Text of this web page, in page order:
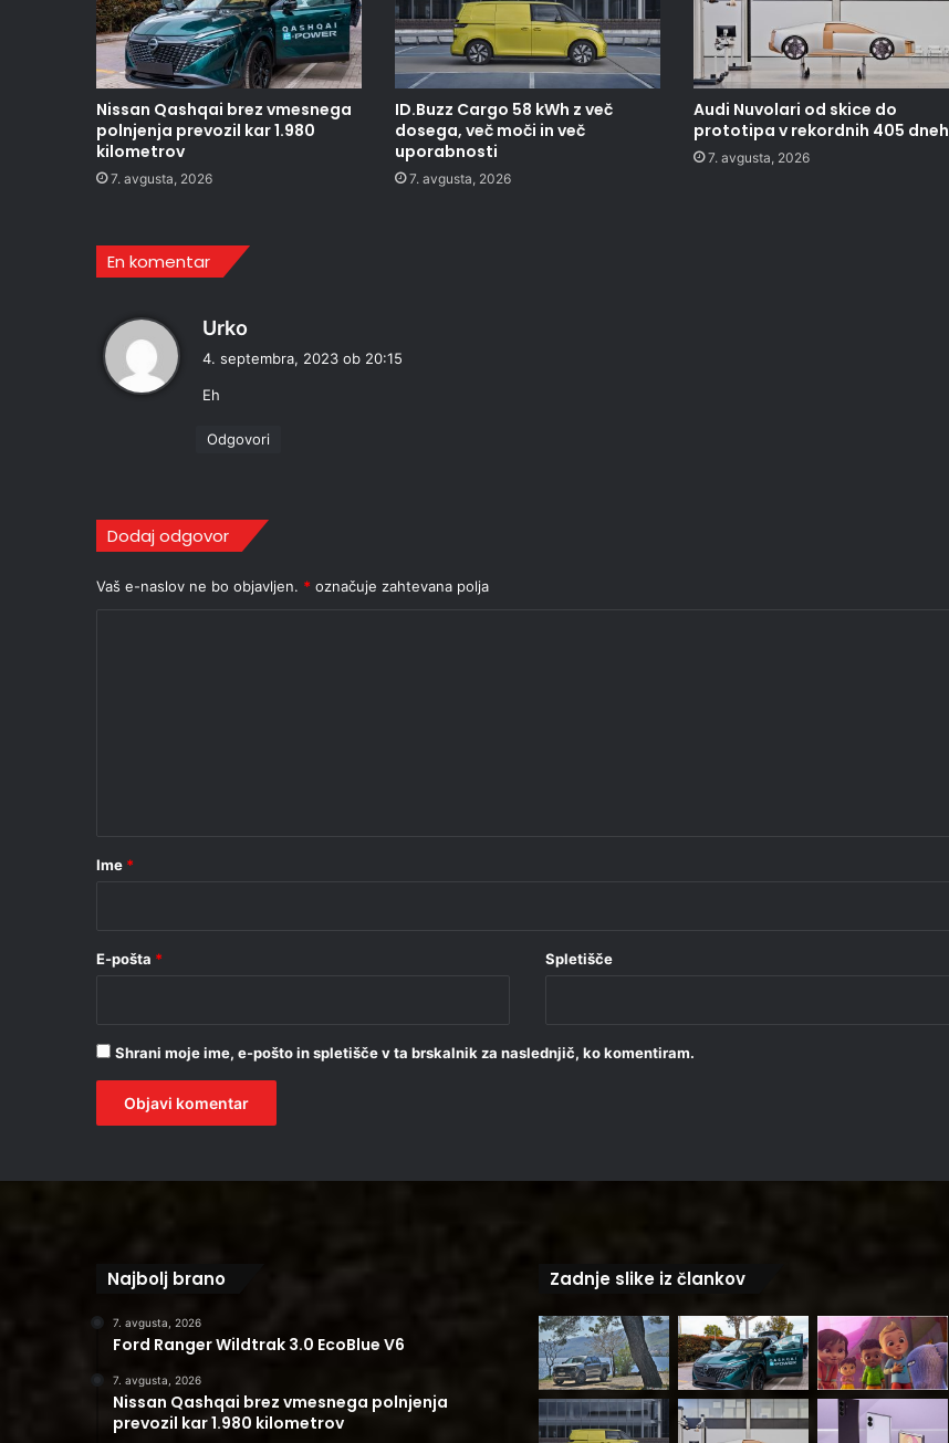
Nissan Qashqai brez vmesnega
polnjenja prevozil kar 1.980
kilometrov
7. avgusta, 2026
ID.Buzz Cargo 58 kWh z več
dosega, več moči in več
uporabnosti
7. avgusta, 2026
Audi Nuvolari od skice do
prototipa v rekordnih 405 dneh
7. avgusta, 2026
En komentar
Urko
:
4. septembra, 2023 ob 20:15
Eh
Odgovori
Dodaj odgovor
Vaš e-naslov ne bo objavljen. * označuje zahtevana polja
r
Ime *
E-pošta * Spletišče
Shrani moje ime, e-pošto in spletišče v ta brskalnik za naslednjič, ko komentiram.
Najbolj brano
7. avgusta, 2026
Ford Ranger Wildtrak 3.0 EcoBlue V6
7. avgusta, 2026
Nissan Qashqai brez vmesnega polnjenja
prevozil kar 1.980 kilometrov
Zadnje slike iz člankov